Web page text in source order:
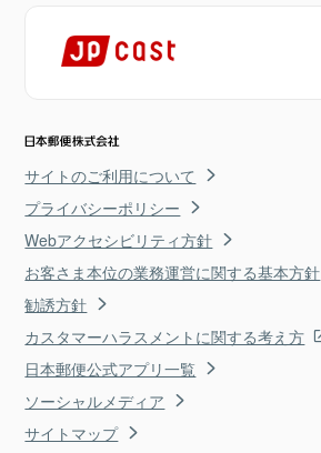
サイトのご利用について
プライバシーポリシー
Webアクセシビリティ方針
お客さま本位の業務運営に関する基本方針
勧誘方針
カスタマーハラスメントに関する考え方
日本郵便公式アプリ一覧
ソーシャルメディア
サイトマップ